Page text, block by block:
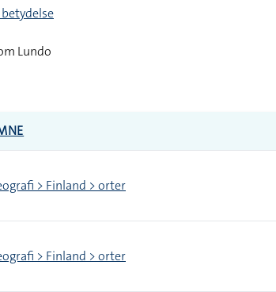
Lundo
> Finland > orter
> Finland > orter